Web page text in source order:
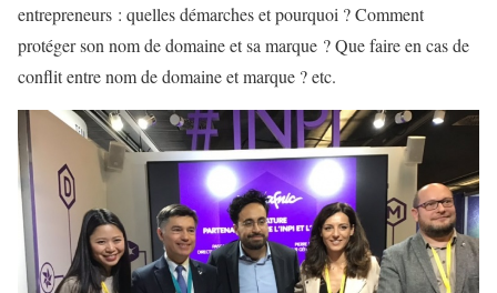
entrepreneurs : quelles démarches et pourquoi ? Comment
protéger son nom de domaine et sa marque ? Que faire en cas de
conflit entre nom de domaine et marque ? etc.